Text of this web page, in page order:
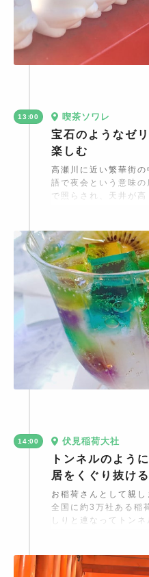
13:00 喫茶ソワレ
宝石のようなゼ
楽しむ
高瀬川に近い繁華街
語で夜会という意味
で照らされ、天井が
フルなゼリーの入っ
14:00 伏見稲荷大社
トンネルのよう
居をくぐり抜ける
お稲荷さんとして親
全国に約3万社ある稲
しりと連なってトン
有名。夜はライトア
いろいろな行事をや